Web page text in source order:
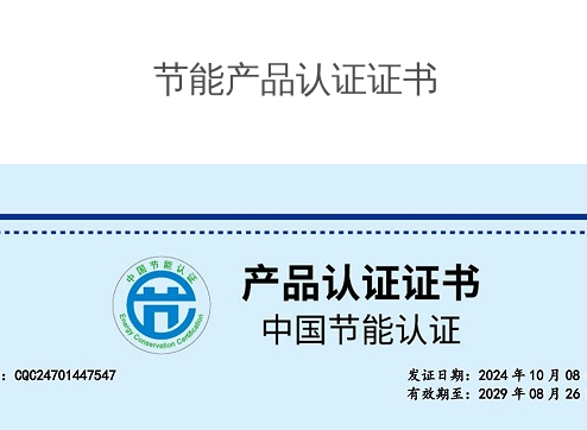
节能产品认证证书